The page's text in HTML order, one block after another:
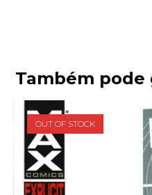
Também pode
OUT OF STOCK